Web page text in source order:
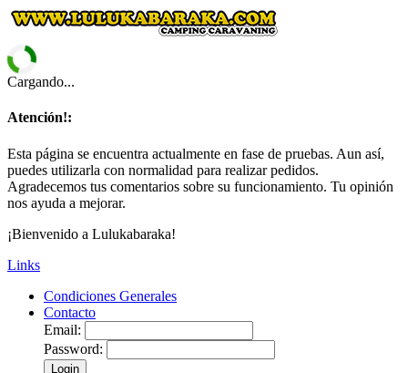
Cargando...
Atención!:
Esta página se encuentra actualmente en fase de pruebas. Aun así,
puedes utilizarla con normalidad para realizar pedidos.
Agradecemos tus comentarios sobre su funcionamiento. Tu opinión
nos ayuda a mejorar.
¡Bienvenido a Lulukabaraka!
Links
Condiciones Generales
Contacto
Email:
Password:
Login